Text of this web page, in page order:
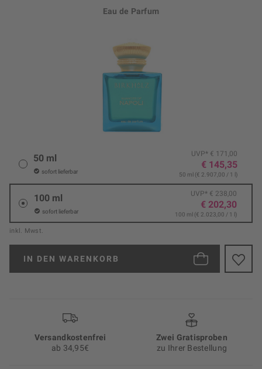
Eau de Parfum
50 ml
sofort lieferbar
UVP* € 171,00
€ 145,35
50 ml (€ 2.907,00 / 1 l)
100 ml
sofort lieferbar
UVP* € 238,00
€ 202,30
100 ml (€ 2.023,00 / 1 l)
inkl. Mwst.
IN DEN WARENKORB
Versand­kosten­frei
ab 34,95€
Zwei Gratisproben
zu Ihrer Bestellung